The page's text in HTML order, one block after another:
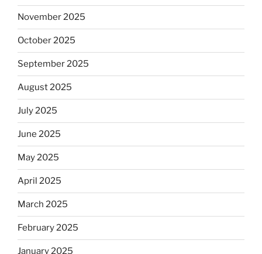
November 2025
October 2025
September 2025
August 2025
July 2025
June 2025
May 2025
April 2025
March 2025
February 2025
January 2025